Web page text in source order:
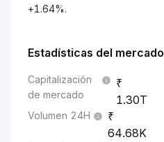
+1.64%.
Estadísticas del mercado
Capitalización
de mercado
1.30T
Volumen 24H
64.68K